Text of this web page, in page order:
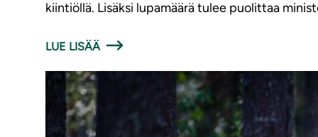
kiintiöllä. Lisäksi lupamäärä tulee puolittaa
LUE LISÄÄ